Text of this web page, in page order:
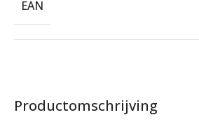
Productomschrijving
EAN